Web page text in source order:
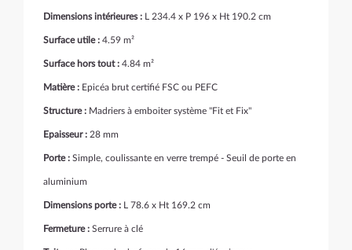
Dimensions intérieures : L 234.4 x P 196 x Ht 190.2 cm
Surface utile : 4.59 m²
Surface hors tout : 4.84 m²
Matière : Epicéa brut certifié FSC ou PEFC
Structure : Madriers à emboiter système "Fit et Fix"
Epaisseur : 28 mm
Porte : Simple, coulissante en verre trempé - Seuil de porte en
aluminium
Dimensions porte : L 78.6 x Ht 169.2 cm
Fermeture : Serrure à clé